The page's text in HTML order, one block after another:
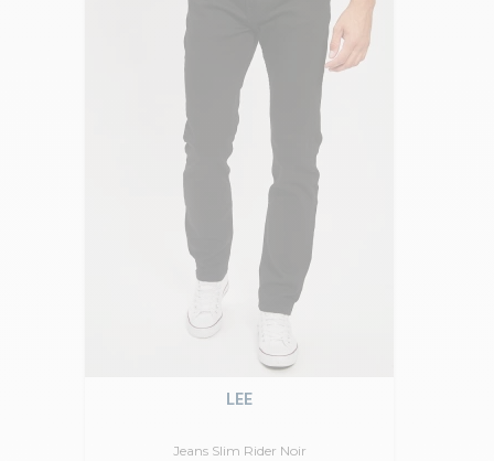
Jeans Slim Rider Noir
LEE